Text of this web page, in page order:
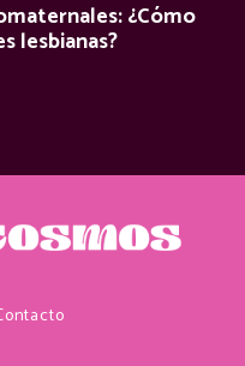
¿Cómo
lesbianas?